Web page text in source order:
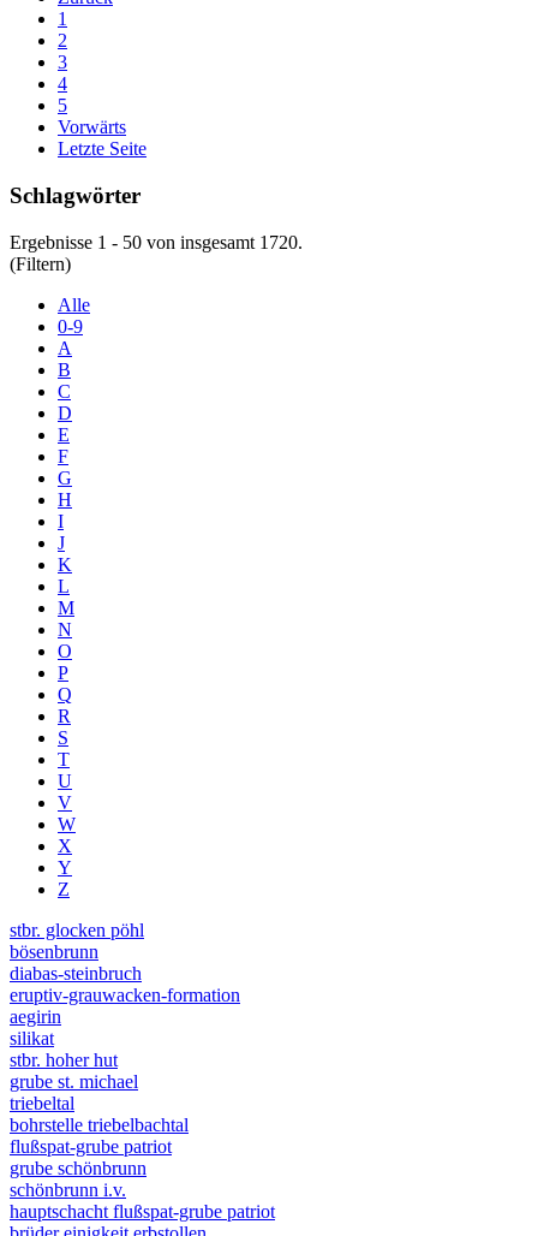
1
2
3
4
5
Vorwärts
Letzte Seite
Schlagwörter
Ergebnisse 1 - 50 von insgesamt 1720.
(Filtern)
Alle
0-9
A
B
C
D
E
F
G
H
I
J
K
L
M
N
O
P
Q
R
S
T
U
V
W
X
Y
Z
stbr. glocken pöhl
bösenbrunn
diabas-steinbruch
eruptiv-grauwacken-formation
aegirin
silikat
stbr. hoher hut
grube st. michael
triebeltal
bohrstelle triebelbachtal
flußspat-grube patriot
grube schönbrunn
schönbrunn i.v.
hauptschacht flußspat-grube patriot